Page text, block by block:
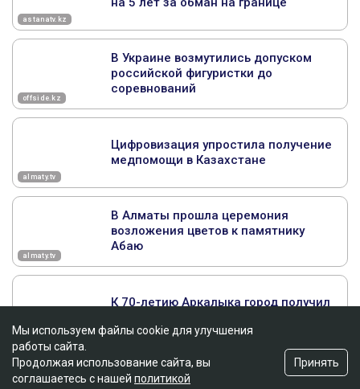
Мы используем файлы cookie для улучшения
работы сайта.
Продолжая использование сайта, вы
соглашаетесь с нашей политикой
Принять